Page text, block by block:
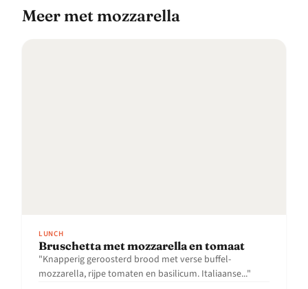
meer met mozzarella
LUNCH
Bruschetta met mozzarella en tomaat
"Knapperig geroosterd brood met verse buffel-
mozzarella, rijpe tomaten en basilicum. Italiaanse..."